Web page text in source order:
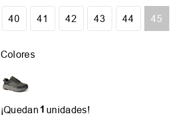
40 41 42 43 44 45
Colores
¡Quedan 1 unidades!